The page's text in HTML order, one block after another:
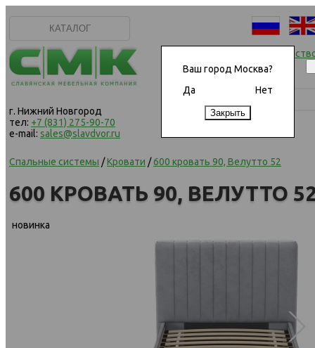
Ваш город Москва?
Да
Нет
КАТАЛОГ
г. Нижний Новгород
тел: +7 (831) 275-90-70
e-mail: sales@slavdvor.ru
Начать
Спальные системы /Кровати /600 кровать 90, Велутто 52
600 КРОВАТЬ 90, ВЕЛУТТО
новинка